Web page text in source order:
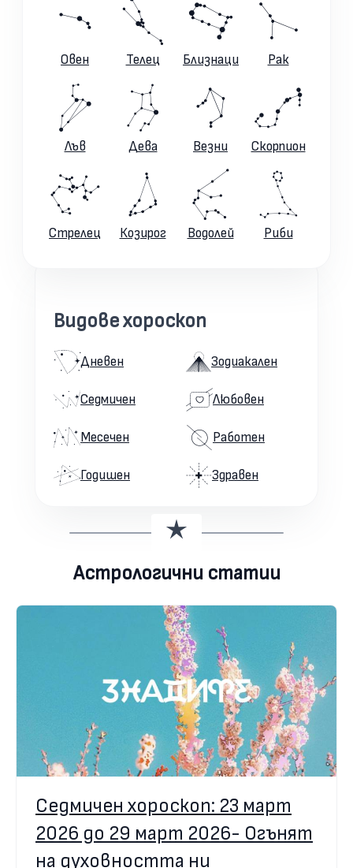
Овен Телец Близнаци Рак
Лъв Дева Везни Скорпион
Стрелец Козирог Водолей Риби
Видове хороскоп
Дневен
Седмичен
Месечен
Годишен
Зодиакален
Любовен
Работен
Здравен
Астрологични статии
Седмичен хороскоп: 23 март
2026 до 29 март 2026- Огънят
на духовността ни